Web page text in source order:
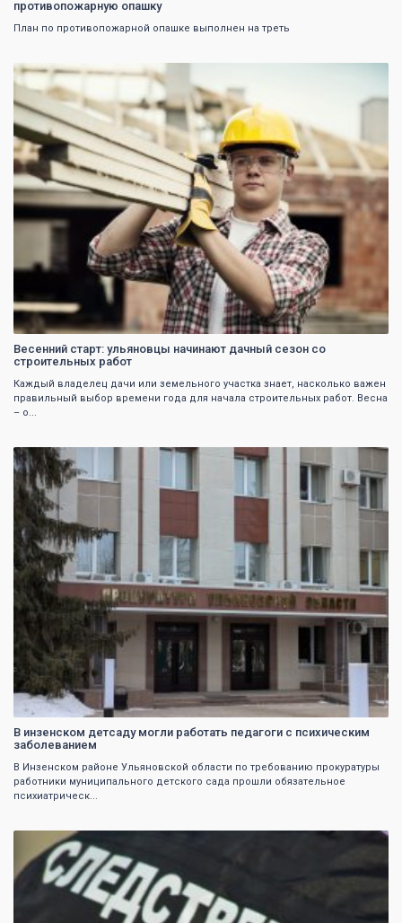
противопожарную опашку
План по противопожарной опашке выполнен на треть
Весенний старт: ульяновцы начинают дачный сезон со
строительных работ
Каждый владелец дачи или земельного участка знает, насколько важен
правильный выбор времени года для начала строительных работ. Весна
– о...
0
В инзенском детсаду могли работать педагоги с психическим
заболеванием
В Инзенском районе Ульяновской области по требованию прокуратуры
работники муниципального детского сада прошли обязательное
психиатрическ...